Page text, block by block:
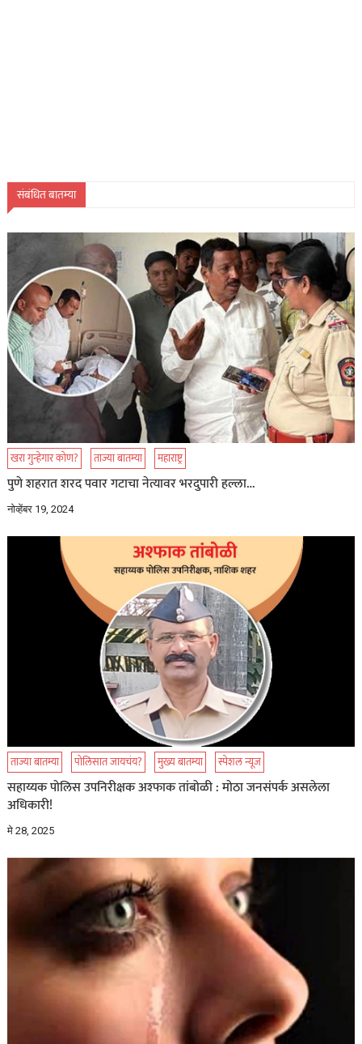
संबंधित बातम्या
खरा गुन्हेगार कोण? ताज्या बातम्या महाराष्ट्र
पुणे शहरात शरद पवार गटाचा नेत्यावर भरदुपारी हल्ला…
नोव्हेंबर 19, 2024
ताज्या बातम्या पोलिसात जायचंय? मुख्य बातम्या स्पेशल न्यूज
सहाय्यक पोलिस उपनिरीक्षक अश्फाक तांबोळी : मोठा जनसंपर्क असलेला
अधिकारी!
मे 28, 2025